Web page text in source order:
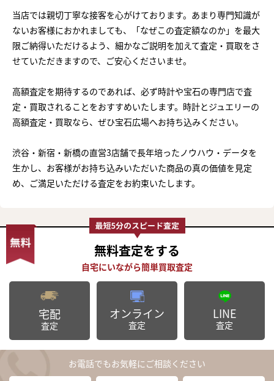
当店では親切丁寧な接客を心がけております。あまり専門知識が
ないお客様におかれましても、「なぜこの査定額なのか」を最大
限ご納得いただけるよう、細かなご説明を加えて査定・買取をさ
せていただきますので、ご安心くださいませ。
高額査定を期待するのであれば、必ず時計や宝石の専門店で査
定・買取されることをおすすめいたします。時計とジュエリーの
高額査定・買取なら、ぜひ宝石広場へお持ち込みください。
渋谷・新宿・新橋の直営3店舗で長年培ったノウハウ・データを
生かし、お客様がお持ち込みいただいた商品の真の価値を見定
め、ご満足いただける査定をお約束いたします。
無料査定をする
宅配
査定
オンライン
査定
LINE
査定
お電話でもお気軽にご相談ください